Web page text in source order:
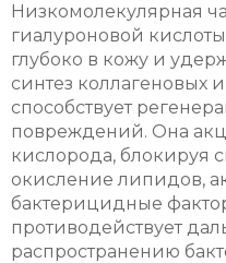
Низкомолекулярная
гиалуроновой
глубоко в кожу и
синтез коллагеновых
способствует
повреждений. Она
кислорода, блокируя
окисление липидов,
бактерицидные
противодействует
распространению